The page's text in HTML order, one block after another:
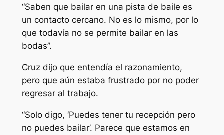
“Saben que bailar en una pista de baile es
un contacto cercano. No es lo mismo, por lo
que todavía no se permite bailar en las
bodas”.
Cruz dijo que entendía el razonamiento,
pero que aún estaba frustrado por no poder
regresar al trabajo.
“Solo digo, ‘Puedes tener tu recepción pero
no puedes bailar’. Parece que estamos en